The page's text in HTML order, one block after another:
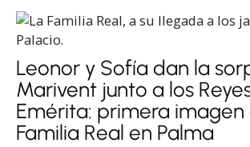
Leonor y Sofía dan la
Marivent junto a los
Emérita: primera imagen
Familia Real en Palma